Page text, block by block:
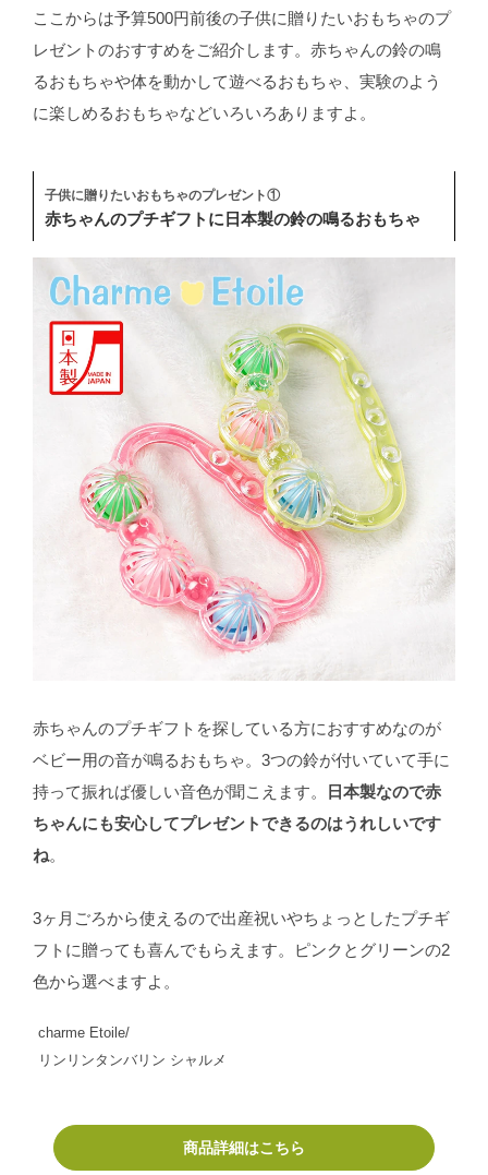
ここからは予算500円前後の子供に贈りたいおもちゃのプ
レゼントのおすすめをご紹介します。赤ちゃんの鈴の鳴
るおもちゃや体を動かして遊べるおもちゃ、実験のよう
に楽しめるおもちゃなどいろいろありますよ。
子供に贈りたいおもちゃのプレゼント①
赤ちゃんのプチギフトに日本製の鈴の鳴るおもちゃ
赤ちゃんのプチギフトを探している方におすすめなのが
ベビー用の音が鳴るおもちゃ。3つの鈴が付いていて手に
持って振れば優しい音色が聞こえます。
日本製なので赤
ちゃんにも安心してプレゼントできるのはうれしいです
ね。
3ヶ月ごろから使えるので出産祝いやちょっとしたプチギ
フトに贈っても喜んでもらえます。ピンクとグリーンの2
色から選べますよ。
charme Etoile/
リンリンタンバリン シャルメ
商品詳細はこちら